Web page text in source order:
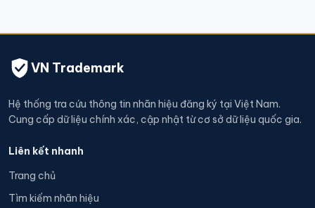
VN Trademark
Hệ thống tra cứu thông tin nhãn hiệu đăng ký tại Việt Nam.
Cung cấp dữ liệu chính xác, cập nhật từ cơ sở dữ liệu quốc gia.
Liên kết nhanh
Trang chủ
Tìm kiếm nhãn hiệu